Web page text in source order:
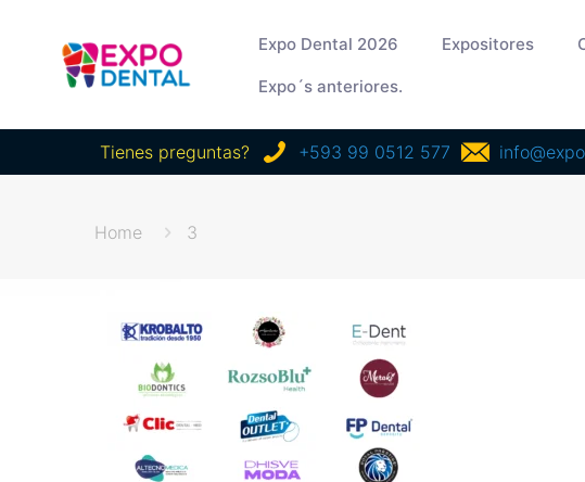
Expo Dental 2026 Expositores
Expo´s anteriores.
Tienes preguntas? +593 99 0512 577
Home 3